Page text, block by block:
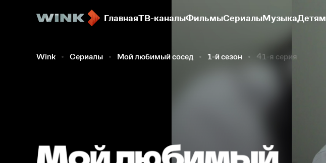
ГлавнаяТВ-каналыФильмыСериалыМузыкаДетям
Wink Сериалы Мой любимый сосед 1-й сезон 41-я серия